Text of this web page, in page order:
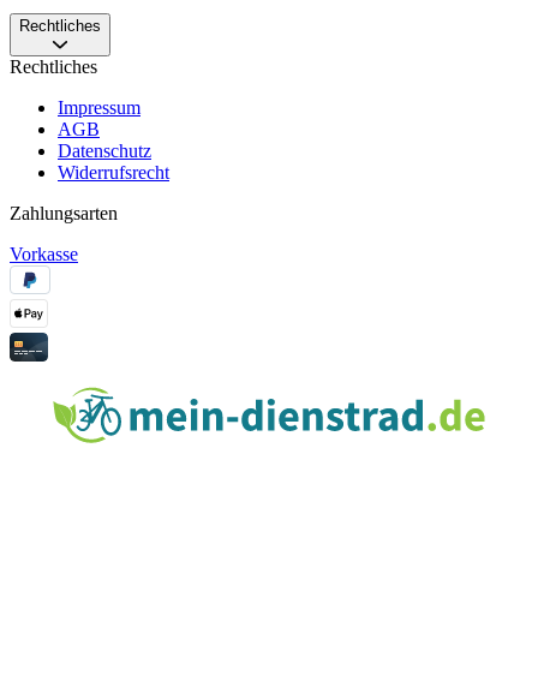
Rechtliches
Rechtliches
Impressum
AGB
Datenschutz
Widerrufsrecht
Zahlungsarten
Vorkasse